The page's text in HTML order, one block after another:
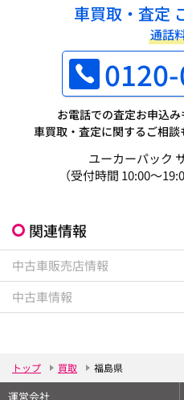
車買取・査定
通話
お電話での査定お申込み
車買取・査定に関するご相談
ユーカーパック
（受付時間 10:00～
関連情報
中古車販売店情報
中古車情報
トップ 買取 福島県
運営会社